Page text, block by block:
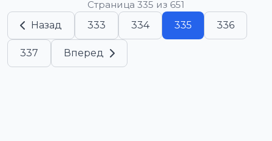
Страница 335 из 651
Назад
333 334 335 336
337 Вперед